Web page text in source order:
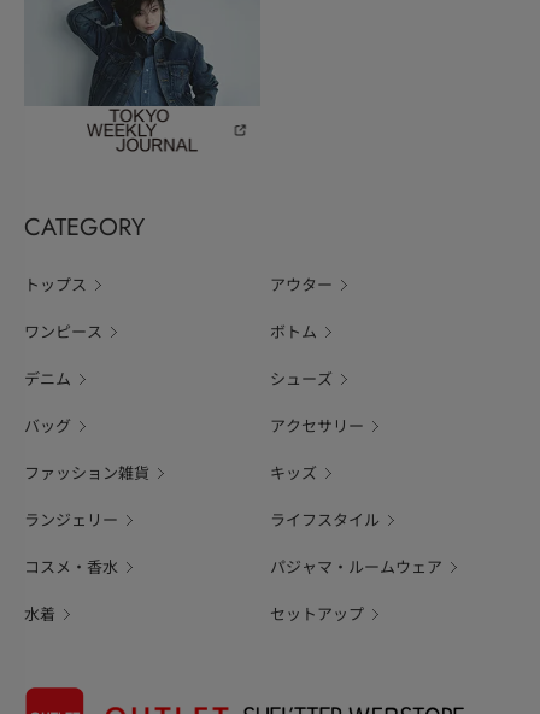
CATEGORY
トップス アウター
ワンピース ボトム
デニム シューズ
バッグ アクセサリー
ファッション雑貨 キッズ
ランジェリー ライフスタイル
コスメ・香水 パジャマ・ルームウェア
水着 セットアップ